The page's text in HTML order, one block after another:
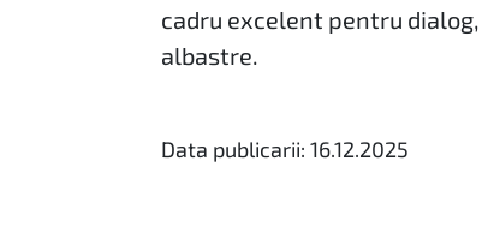
cadru excelent pentru
albastre.
Data publicarii: 16.12.2025